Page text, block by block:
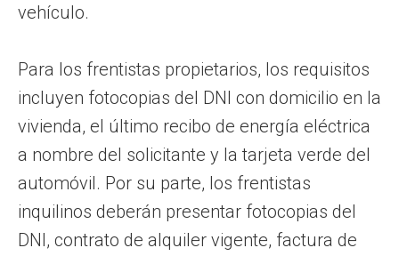
vehículo.
Para los frentistas propietarios, los requisitos
incluyen fotocopias del DNI con domicilio en la
vivienda, el último recibo de energía eléctrica
a nombre del solicitante y la tarjeta verde del
automóvil. Por su parte, los frentistas
inquilinos deberán presentar fotocopias del
DNI, contrato de alquiler vigente, factura de